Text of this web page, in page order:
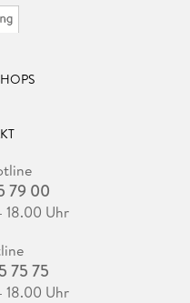
79 00
18.00 Uhr
75 75
18.00 Uhr